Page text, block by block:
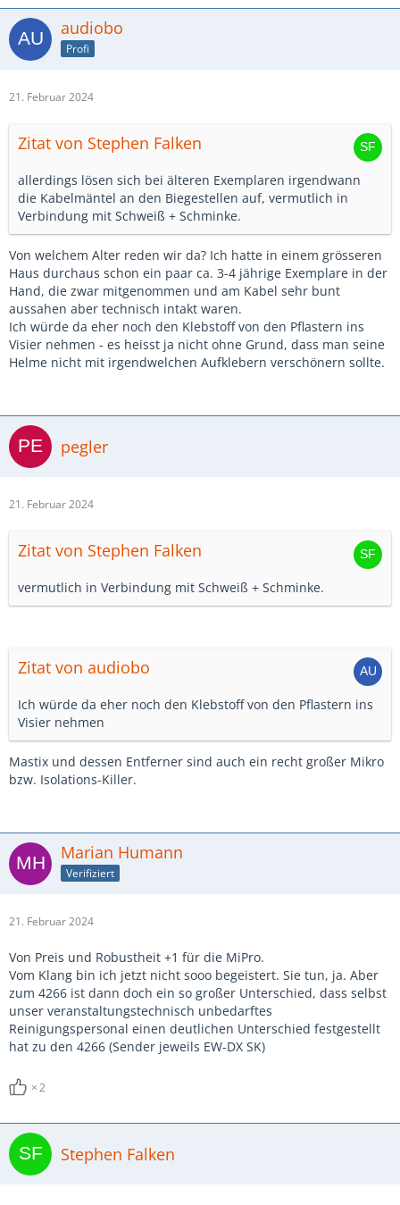
audiobo
Profi
21. Februar 2024
Zitat von Stephen Falken
allerdings lösen sich bei älteren Exemplaren irgendwann
die Kabelmäntel an den Biegestellen auf, vermutlich in
Verbindung mit Schweiß + Schminke.
Von welchem Alter reden wir da? Ich hatte in einem grösseren
Haus durchaus schon ein paar ca. 3-4 jährige Exemplare in der
Hand, die zwar mitgenommen und am Kabel sehr bunt
aussahen aber technisch intakt waren.
Ich würde da eher noch den Klebstoff von den Pflastern ins
Visier nehmen - es heisst ja nicht ohne Grund, dass man seine
Helme nicht mit irgendwelchen Aufklebern verschönern sollte.
pegler
21. Februar 2024
Zitat von Stephen Falken
vermutlich in Verbindung mit Schweiß + Schminke.
Zitat von audiobo
Ich würde da eher noch den Klebstoff von den Pflastern ins
Visier nehmen
Mastix und dessen Entferner sind auch ein recht großer Mikro
bzw. Isolations-Killer.
Marian Humann
Verifiziert
21. Februar 2024
Von Preis und Robustheit +1 für die MiPro.
Vom Klang bin ich jetzt nicht sooo begeistert. Sie tun, ja. Aber
zum 4266 ist dann doch ein so großer Unterschied, dass selbst
unser veranstaltungstechnisch unbedarftes
Reinigungspersonal einen deutlichen Unterschied festgestellt
hat zu den 4266 (Sender jeweils EW-DX SK)
2
Stephen Falken